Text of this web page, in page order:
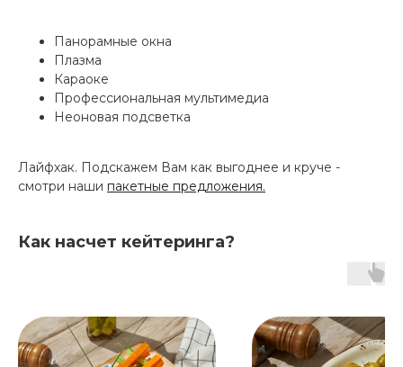
Панорамные окна
Плазма
Караоке
Профессиональная мультимедиа
Неоновая подсветка
Лайфхак. Подскажем Вам как выгоднее и круче -
смотри наши пакетные предложения.
Как насчет кейтеринга?